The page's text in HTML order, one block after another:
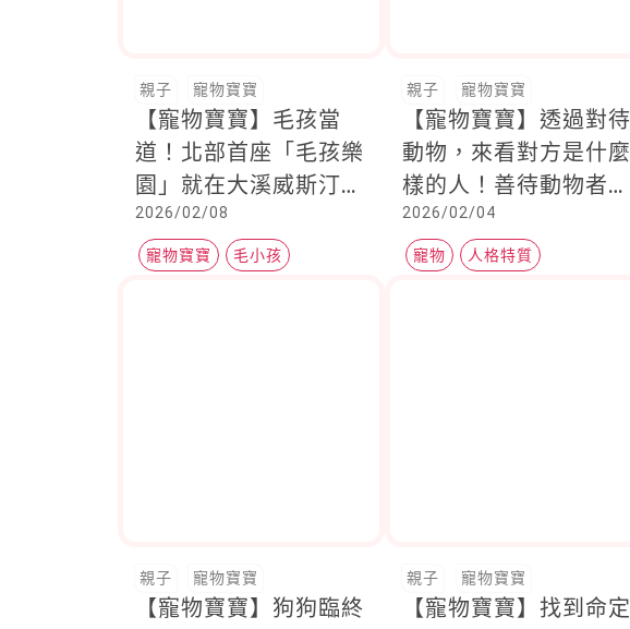
親子 寵物寶寶
【寵物寶寶】毛孩當
道！北部首座「毛孩樂
園」就在大溪威斯汀，
帶毛寶貝一起放電度假
去，就趁現在
2026/02/08
寵物寶寶 毛小孩
親子 寵物寶寶
【寵物寶寶】透過對待
動物，來看對方是什麼
樣的人！善待動物者往
往有這幾種人格特質
2026/02/04
寵物 人格特質
親子 寵物寶寶
【寵物寶寶】狗狗臨終
親子 寵物寶寶
【寵物寶寶】找到命定